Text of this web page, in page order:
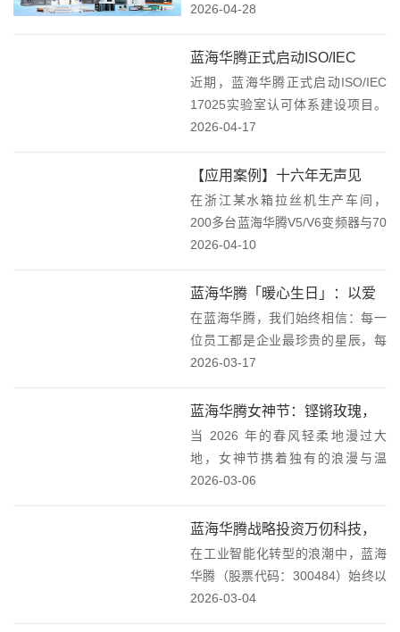
于新能源和工业自动化领域，是一
力于变频器、伺服驱动器、电动汽
车电机控制器、DC/DC、电梯驱控
系统、工控系...
2026-04-28
蓝海华腾正式启动ISO/IEC
17025实验室认可体系，稳健
迈向质量新高度！
近期，蓝海华腾正式启动ISO/IEC
17025实验室认可体系建设项目。
这一举措并非追求华丽的认证光
选择，旨在通过标准化管理提升实
验室的技术能力和服务水平，为产
品质量提供...
2026-04-17
【应用案例】十六年无声见
证：蓝海华腾变频器与水箱拉
丝机的“长跑”故事！
在浙江某水箱拉丝机生产车间，
200多台蓝海华腾V5/V6变频器与70
余台设备已稳定运转16年。这里没
意渲染的“奇迹”，只有日复一日的
稳定输出——在潮湿、粉尘、高频
启停的严...
2026-04-10
蓝海华腾「暖心生日」：以爱
为名，共赴成长之约！
在蓝海华腾，我们始终相信：每一
位员工都是企业最珍贵的星辰，每
一份努力都值得被温柔铭记。当岁
子因特别的你而熠熠生辉——那是
属于你的生日，也是蓝海华腾与你
的「专属约定」。这份...
2026-03-17
蓝海华腾女神节：铿锵玫瑰，
共赴星辰新程！
当 2026 年的春风轻柔地漫过大
地，女神节携着独有的浪漫与温
柔，翩然而至蓝海华腾这个洋溢着
往，蓝海华腾的每一位女性员工，
皆是公司发展画卷中绚丽且灵动的
色彩。在蓝海华腾的大...
2026-03-06
蓝海华腾战略投资万仞科技，
布局智能科技新未来！
在工业智能化转型的浪潮中，蓝海
华腾（股票代码：300484）始终以
稳健的步伐探索技术融合与产业升
2026-03-04